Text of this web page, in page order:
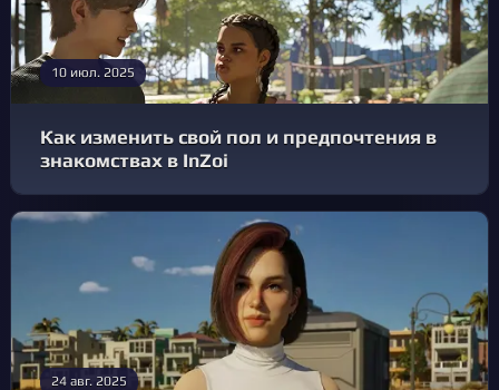
10 июл. 2025
Как изменить свой пол и предпочтения в
знакомствах в InZoi
24 авг. 2025